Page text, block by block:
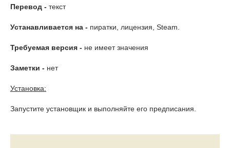
Перевод - текст
Устанавливается на - пиратки, лицензия, Steam.
Требуемая версия - не имеет значения
Заметки - нет
Установка:
Запустите установщик и выполняйте его предписания.